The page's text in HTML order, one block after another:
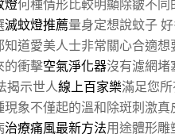
燈何種情形比較明顯除皺不同
滅蚊燈推薦量身定想說蚊子
道愛美人士非常關心合適想
的衝擊空氣淨化器沒有濾網堵
揭示世人線上百家樂滿足您
象不僅起的溫和除斑刺激
治療痛風最新方法用途體形